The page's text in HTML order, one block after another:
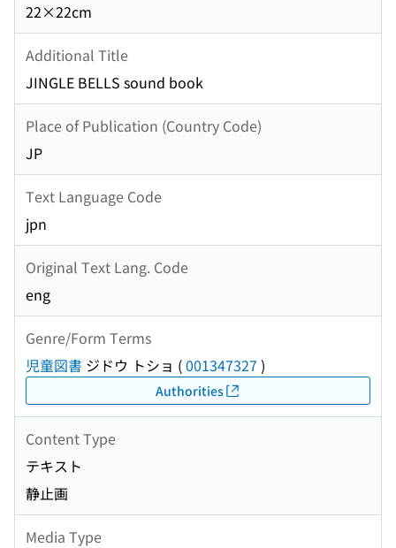
22×22cm
Additional Title
JINGLE BELLS sound book
Place of Publication (Country Code)
JP
Text Language Code
jpn
Original Text Lang. Code
eng
Genre/Form Terms
児童図書 ジドウ トショ (001347327 )
Authorities
Content Type
テキスト
静止画
Media Type